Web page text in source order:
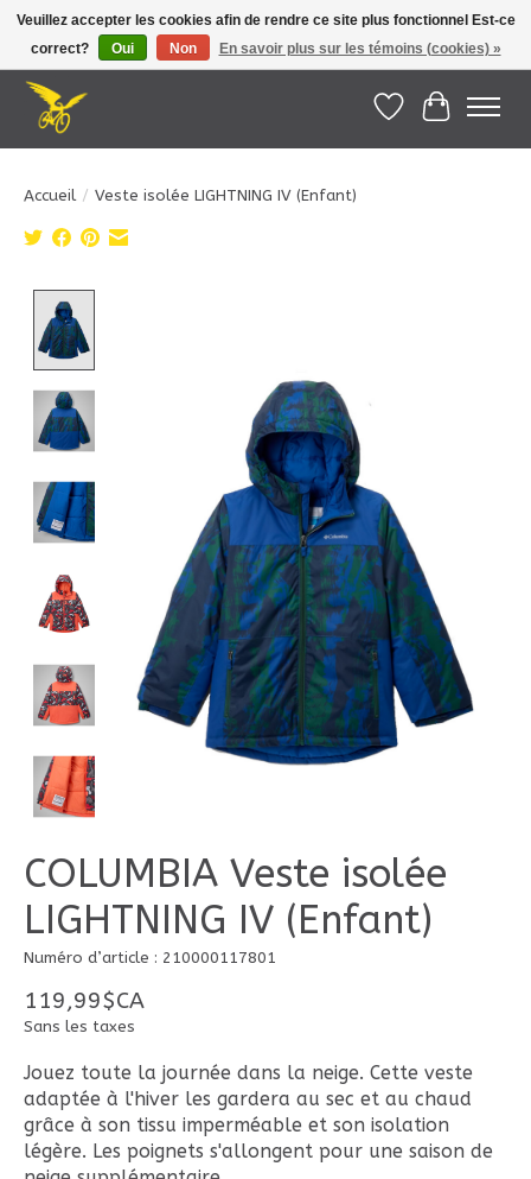
Le Pédalier | Îles de la Madeleine |info@lepedalier.com| 1-418-986-2965
Liste dePanier
Accueil / Veste isolée LIGHTNING IV (Enfant)
COLUMBIA Veste isolée
LIGHTNING IV (Enfant)
Numéro d’article : 210000117801
119,99$CA
Sans les taxes
Jouez toute la journée dans la neige. Cette veste
adaptée à l'hiver les gardera au sec et au chaud
grâce à son tissu imperméable et son isolation
légère. Les poignets s'allongent pour une saison de
Veuillez accepter les cookies afin de rendre ce site plus fonctionnel Est-ce
correct?
Oui Non En savoir plus sur les témoins (cookies) »